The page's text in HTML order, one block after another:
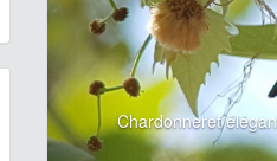
Chardonneret